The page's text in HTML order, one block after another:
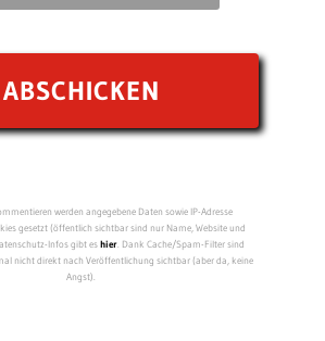
werden angegebene Daten sowie IP-Adresse
gesetzt (öffentlich sichtbar sind nur Name, Website und
Infos gibt eshier. Dank Cache/Spam-Filter sind
nicht direkt nach Veröffentlichung sichtbar (aber da, keine
Angst).